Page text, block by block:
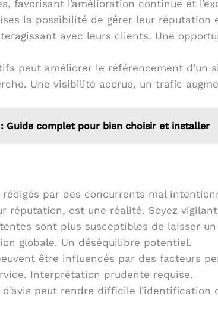
favorisant l’amélioration continue et
la possibilité de gérer leur réputation
avec leurs clients. Une
peut améliorer le référencement d’un
Une visibilité accrue, un trafic
Guide complet pour bien choisir et installer
rédigés par des concurrents mal
réputation, est une réalité. Soyez
sont plus susceptibles de laisser
globale. Un déséquilibre potentiel.
être influencés par des facteurs
Interprétation prudente requise.
peut rendre difficile l’identification